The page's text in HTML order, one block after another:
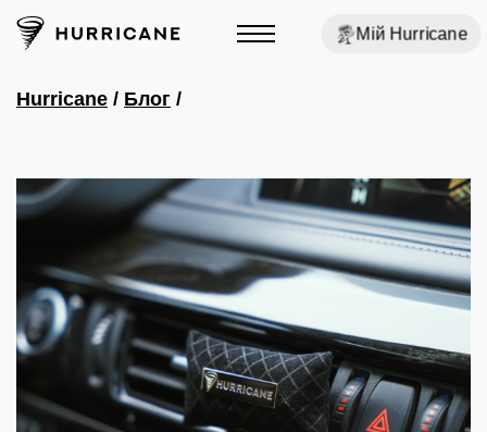
Мій Hurricane
Hurricane / Блог /